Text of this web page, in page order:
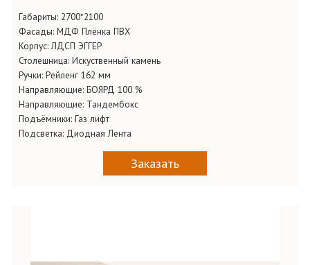
Габариты: 2700*2100
Фасады: МДФ Плёнка ПВХ
Корпус:ЛДСП ЭГГЕР
Столешница: Искуственный камень
Ручки: Рейленг 162 мм
Направляющие: БОЯРД 100 %
Направляющие: Тандембокс
Подъёмники: Газ лифт
Подсветка: Диодная Лента
Заказать